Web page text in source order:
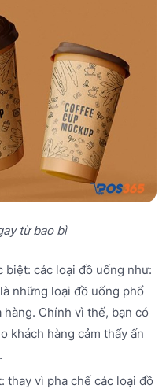
từ bao bì
biệt: các loại đồ uống như:
những loại đồ uống phổ
Chính vì thế, bạn có
khách hàng cảm thấy ấn
thay vì pha chế các loại đồ